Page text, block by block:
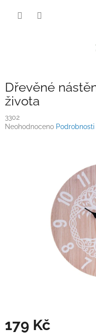
Dřevěné
života
3302
Průměrné
Neohodnoceno
179 Kč